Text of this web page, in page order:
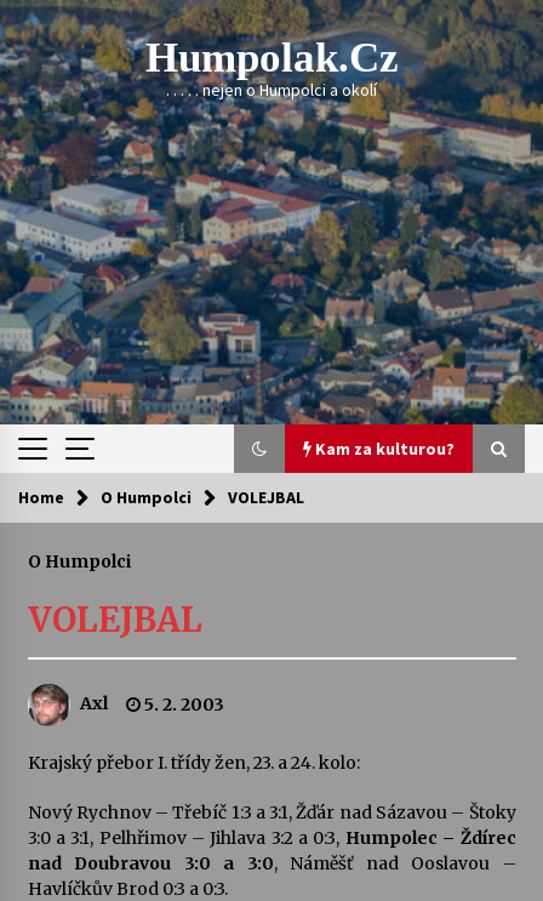
Skip
to
content
Humpolak.cz
. . . . . nejen o Humpolci a okolí
Kam za kulturou?
Kam za kulturou?
Sukuba Ensemble
4. 8. 2026
Vernisáž výstavy Josefíny Duškové: Stávám se
kapkou
Veselí muzikanti
30. 7. 2026
Home O Humpolci VOLEJBAL
O Humpolci
VOLEJBAL
Axl 5. 2. 2003
Krajský přebor I. třídy žen, 23. a 24. kolo:
Nový Rychnov – Třebíč 1:3 a 3:1, Žďár nad Sázavou – Štoky
3:0 a 3:1, Pelhřimov – Jihlava 3:2 a 0:3, Humpolec – Ždírec
nad Doubravou 3:0 a 3:0, Náměšť nad Ooslavou –
Havlíčkův Brod 0:3 a 0:3.